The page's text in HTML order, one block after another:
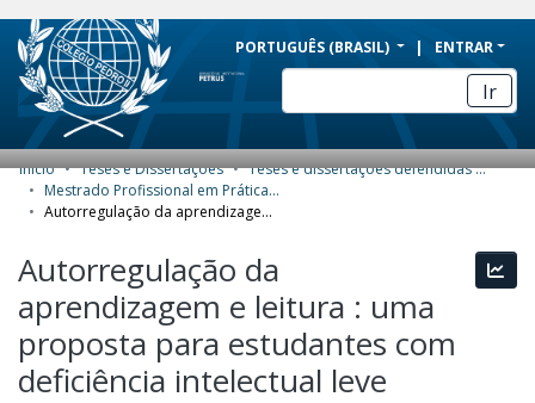
BRAZIL
Simplifique!
Comunica BR
Participe
Acesso à informação
Canais
PORTUGUÊS (BRASIL) ENTRAR
Ir
COMUNIDADES E COLEÇÕES
ESTATÍSTICAS
SOBRE
Início Teses e Dissertações
Teses e dissertações defendidas no CPII
Mestrado Profissional em Práticas de Educação Básica (MPPEB) - Dissertações
Autorregulação da aprendizagem e leitura : uma proposta para estudantes com deficiência intelectual leve
Autorregulação da
aprendizagem e leitura : uma
proposta para estudantes com
deficiência intelectual leve